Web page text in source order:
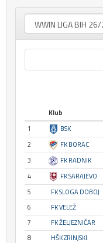
Klub
1
BSK
2
FK BORAC
3
FK RADNIK
4
FK SARAJEVO
5
FK SLOGA DOBOJ
6
FK VELEŽ
7
FK ŽELJEZNIČAR
8
HŠK ZRINJSKI